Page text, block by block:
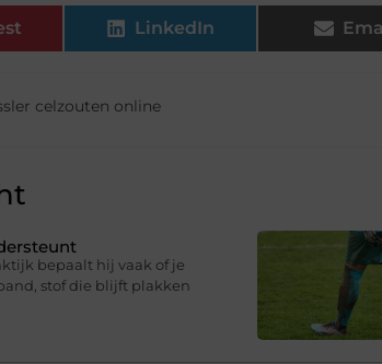
LinkedIn
celzouten online
bepaalt hij vaak of je
stof die blijft plakken